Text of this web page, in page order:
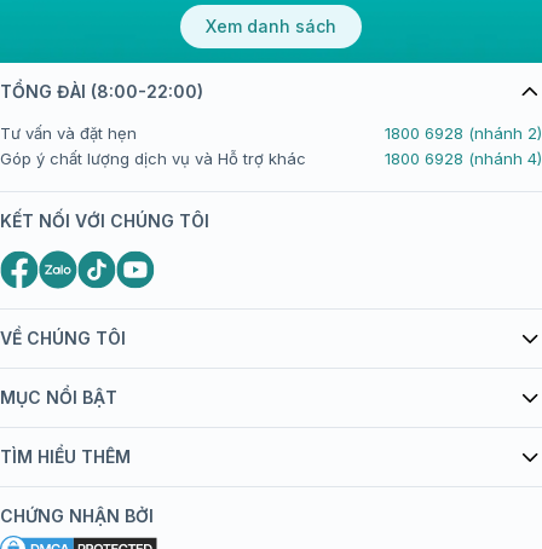
Xem danh sách
VỀ CHÚNG TÔI
Giới thiệu Tiêm Chủng FPT Long Châu
bán hàng
Chính sách nội dung
MỤC NỔI BẬT
Danh mục vắc xin
Đội ngũ bác sĩ, chuyên gia
TÌM HIỂU THÊM
Khuyến mãi
CHỨNG NHẬN BỞI
TỔNG ĐÀI (8:00-22:00)
Tư vấn và đặt hẹn
1800 6928 (nhánh 2)
Góp ý chất lượng dịch vụ và Hỗ trợ khác
1800 6928 (nhánh 4)
KẾT NỐI VỚI CHÚNG TÔI